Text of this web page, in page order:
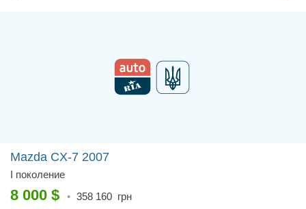
Mazda CX-7 2007
I поколение
8 000 $ • 358 160 грн